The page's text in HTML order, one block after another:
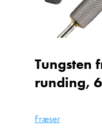
Fræser
Tungsten
runding,